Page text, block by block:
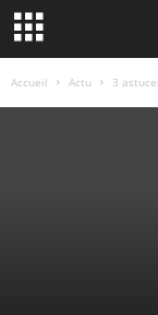
Accueil Actu 3